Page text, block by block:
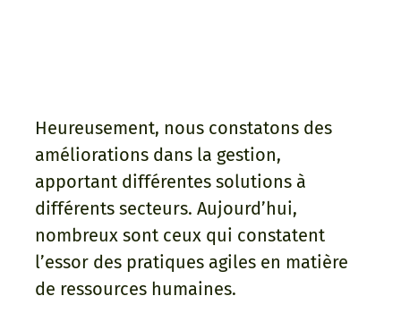
Heureusement, nous constatons des
améliorations dans la gestion,
apportant différentes solutions à
différents secteurs. Aujourd’hui,
nombreux sont ceux qui constatent
l’essor des pratiques agiles en matière
de ressources humaines.